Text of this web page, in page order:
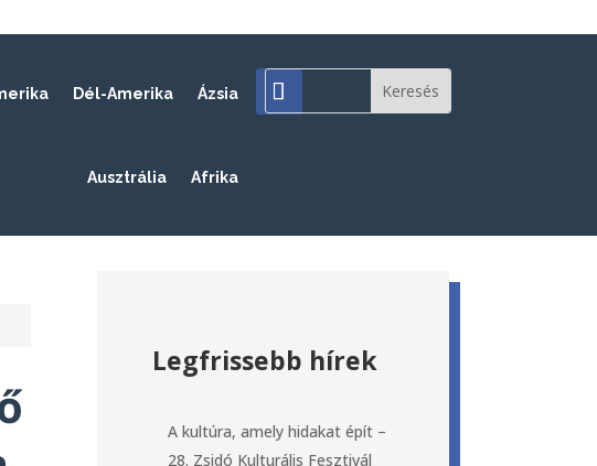
Dél-Amerika Ázsia
Ausztrália Afrika
Legfrissebb hírek
A kultúra, amely hidakat épít –
28. Zsidó Kulturális Fesztivál